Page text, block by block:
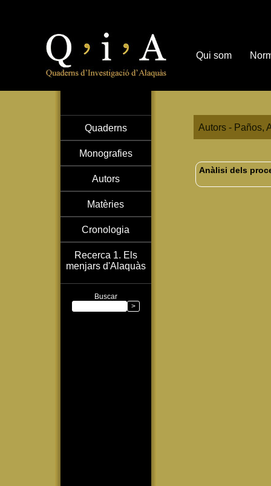
Quaderns
Monografies
Autors
Matèries
Cronologia
Recerca 1. Els
menjars d'Alaquàs
Buscar
Autors - Paños,
Anàlisi dels
Qui som